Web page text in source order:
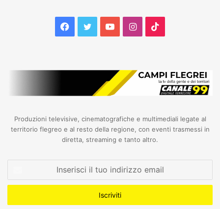
Facebook
TwitterYouTubeInstagram
Produzioni televisive, cinematografiche e multimediali legate al
territorio flegreo e al resto della regione, con eventi trasmessi in
diretta, streaming e tanto altro.
tuo
email